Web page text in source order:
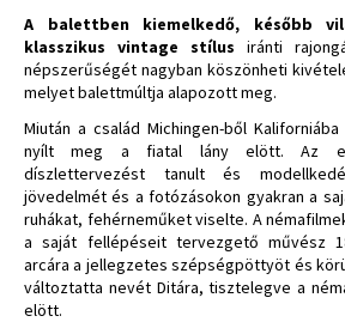
A balettben kiemelkedő, később
klasszikus vintage stílus iránti
népszerűségét nagyban köszönheti
melyet balettmúltja alapozott meg.
Miután a család Michingen-ből
nyílt meg a fiatal lány elött. Az
díszlettervezést tanult és
jövedelmét és a fotózásokon gyakran a
ruhákat, fehérneműket viselte. A
a saját fellépéseit tervezgető művész
arcára a jellegzetes szépségpöttyöt és
változtatta nevét Ditára, tisztelegve a
elött.